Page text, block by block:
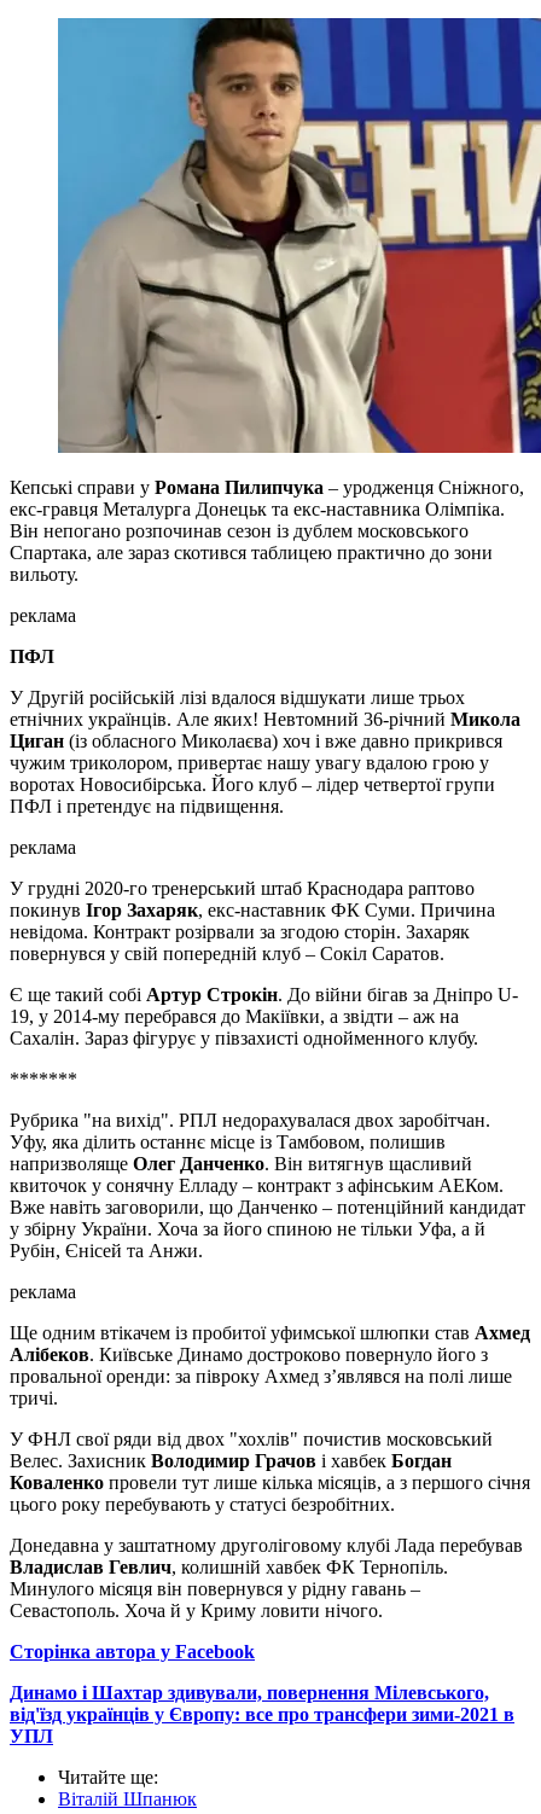
Кепські справи у Романа Пилипчука – уродженця Сніжного,
екс-гравця Металурга Донецьк та екс-наставника Олімпіка.
Він непогано розпочинав сезон із дублем московського
Спартака, але зараз скотився таблицею практично до зони
вильоту.
реклама
ПФЛ
У Другій російській лізі вдалося відшукати лише трьох
етнічних українців. Але яких! Невтомний 36-річний Микола
Циган (із обласного Миколаєва) хоч і вже давно прикрився
чужим триколором, привертає нашу увагу вдалою грою у
воротах Новосибірська. Його клуб – лідер четвертої групи
ПФЛ і претендує на підвищення.
реклама
У грудні 2020-го тренерський штаб Краснодара раптово
покинув Ігор Захаряк, екс-наставник ФК Суми. Причина
невідома. Контракт розірвали за згодою сторін. Захаряк
повернувся у свій попередній клуб – Сокіл Саратов.
Є ще такий собі Артур Строкін. До війни бігав за Дніпро U-
19, у 2014-му перебрався до Макіївки, а звідти – аж на
Сахалін. Зараз фігурує у півзахисті однойменного клубу.
*******
Рубрика "на вихід". РПЛ недорахувалася двох заробітчан.
Уфу, яка ділить останнє місце із Тамбовом, полишив
напризволяще Олег Данченко. Він витягнув щасливий
квиточок у сонячну Елладу – контракт з афінським АЕКом.
Вже навіть заговорили, що Данченко – потенційний кандидат
у збірну України. Хоча за його спиною не тільки Уфа, а й
Рубін, Єнісей та Анжи.
реклама
Ще одним втікачем із пробитої уфимської шлюпки став Ахмед
Алібеков. Київське Динамо достроково повернуло його з
провальної оренди: за півроку Ахмед з’являвся на полі лише
тричі.
У ФНЛ свої ряди від двох "хохлів" почистив московський
Велес. Захисник Володимир Грачов і хавбек Богдан
Коваленко провели тут лише кілька місяців, а з першого січня
цього року перебувають у статусі безробітних.
Донедавна у заштатному друголіговому клубі Лада перебував
Владислав Гевлич, колишній хавбек ФК Тернопіль.
Минулого місяця він повернувся у рідну гавань –
Севастополь. Хоча й у Криму ловити нічого.
Сторінка автора у Facebook
Динамо і Шахтар здивували, повернення Мілевського,
від'їзд українців у Європу: все про трансфери зими-2021 в
УПЛ
Читайте ще:
Віталій Шпанюк